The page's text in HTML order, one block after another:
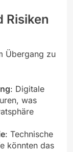
Risiken
Übergang zu
: Digitale
was
: Technische
könnten das